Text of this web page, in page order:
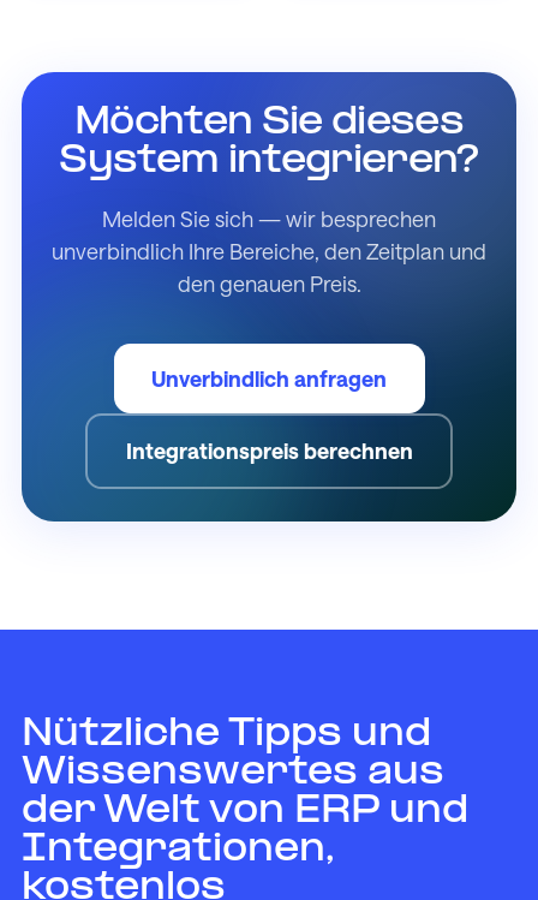
Möchten Sie dieses
System integrieren?
Melden Sie sich — wir besprechen
unverbindlich Ihre Bereiche, den Zeitplan und
den genauen Preis.
Unverbindlich anfragen
Integrationspreis berechnen
Nützliche Tipps und
Wissenswertes aus
der Welt von ERP und
Integrationen,
kostenlos